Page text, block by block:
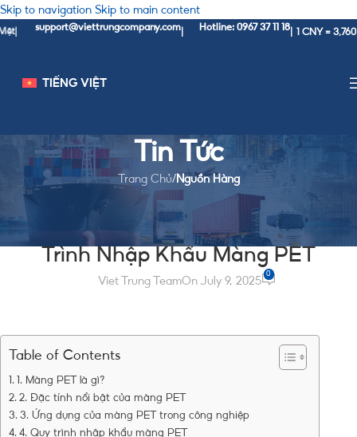
Skip to navigation Skip to main content
support@viettrungcompany.com| Hotline: 0967 37 11 18| 1 CNY = 3,760
TIẾNG VIỆT
Tin Tức
Trang Chủ/Nguồn Hàng
Màng PET Là Gì? Ứng Dụng Và Quy
Trình Nhập Khẩu Màng PET
Viet Trung TeamOn July 9, 2025
0
Table of Contents
1. Màng PET là gì?
2. Đặc tính nổi bật của màng PET
3. Ứng dụng của màng PET trong công nghiệp
4. Quy trình nhập khẩu màng PET